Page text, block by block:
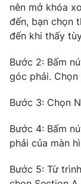
Photo
Video
VTV Money
VTV Sức khoẻ
Thị trường
nên mở khóa
đến, bạn chọn
đến khi thấy
Bước 2: Bấm
góc phải.
Bước 3: Chọn
Bước 4: Bấm
phải của màn
Bước 5: Từ